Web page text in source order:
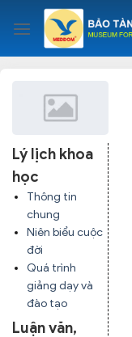
content
Lý lịch khoa
học
Thông tin
chung
Niên biểu cuộc
đời
Quá trình
giảng dạy và
đào tạo
Luận văn,